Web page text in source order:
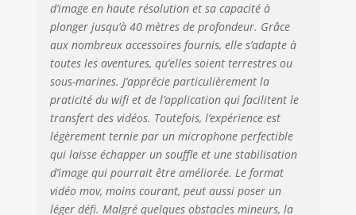
d’image en haute résolution et sa capacité à
plonger jusqu’à 40 mètres de profondeur. Grâce
aux nombreux accessoires fournis, elle s’adapte à
toutes les aventures, qu’elles soient terrestres ou
sous-marines. J’apprécie particulièrement la
praticité du wifi et de l’application qui facilitent le
transfert des vidéos. Toutefois, l’expérience est
légèrement ternie par un microphone perfectible
qui laisse échapper un souffle et une stabilisation
d’image qui pourrait être améliorée. Le format
vidéo mov, moins courant, peut aussi poser un
léger défi. Malgré quelques obstacles mineurs, la